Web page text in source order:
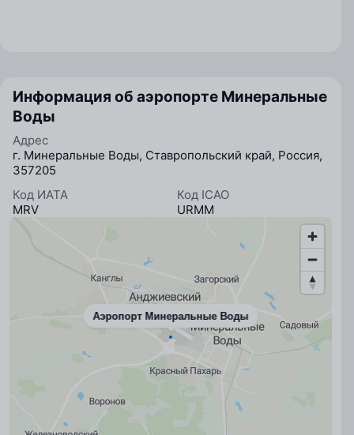
Информация об аэропорте Минеральные
Воды
Адрес
г. Минеральные Воды, Ставропольский край, Россия,
357205
Код ИАТА
MRV
Код ICAO
URMM
Аэропорт Минеральные Воды